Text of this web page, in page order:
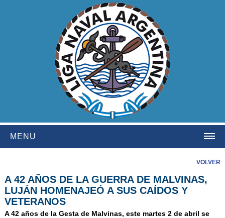
MENU
INSTITUCIONAL
NOSOTROS
HISTORIA
VOLVER
A 42 AÑOS DE LA GUERRA DE MALVINAS,
LUJÁN HOMENAJEÓ A SUS CAÍDOS Y
VETERANOS
A 42 años de la Gesta de Malvinas, este martes 2 de abril se